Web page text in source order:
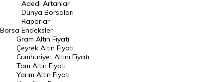
Geçmiş Kapanışlar
Dünya Borsaları
Raporlar
Endeksler
DÖVİZ
Borsa
Adedi Artanlar
Dünya Borsaları
Raporlar
Endeksler
Gram Altın Fiyatı
Çeyrek Altın Fiyatı
Cumhuriyet Altını Fiyatı
Tam Altın Fiyatı
Yarım Altın Fiyatı